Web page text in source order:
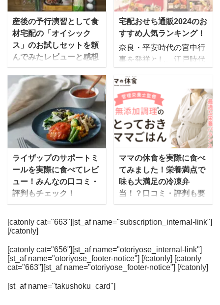
ム）」。同サービスを運
営するAIVICK（アイヴィ
ック）は、実はもともと
IT企業だったのです。 ど
うしてIT企業の同社が宅
か？を詳しく聞きつつ、
FIT FOOD HOME のコン
セプトや現在人気のコー
スについて詳しくお聞き
しました。 IT企業の
「AIVICK」が健康宅食サ
ービスをはじめたわけ
mealee 今回はインタビ
ューをありがとうござい
ます。簡単に自己紹介を
お願いい ...
人の伝統的な世界観とさ
れる「ハレ（晴れ）」と
「ケ（褻）」からきてお
供することをコンセプト
ハレトケのロゴマークは
朝日をモチーフにしてい
るそうですよ！ この記事
ではハレトケのお弁当に
ついて、みんなの口コ
ミ・評判や編集部の実食
レポートをもとにした体
験談と、送料や1食あた
りの料金もわかりやすく
紹介します。 美味しい？
まずい？といった肝心の
...
産後の予行演習として食
材宅配の「オイシック
ス」のお試しセットを頼
んでみたレビューと感想
のですが、妊娠中や子ど
もが産まれたら、しばら
くは自転車に乗れなくな
ると思い、スーパーが遠
くて自転車でないと行け
ない場所に住んでいる私
は心配していました。 そ
んな時、宅配野菜がある
ということを知り、利用
してみることに。
た売上No.１の野菜宅
配。 有機野菜や減農薬野
菜のほかに、肉・魚、加
工品まで幅広く扱ってい
ます。 有機野菜や減農薬
野菜、合成保存料と合成
宅配おせち通販2024のお
すすめ人気ランキング！
奈良・平安時代の宮中行
事を発祥とし、江戸時代
たとされる「おせち」。
時代を経た今でも、お正
月には欠かせないものと
なっていますよね。 昔は
手作りの生おせちが主流
でしたが、最近ではイン
ターネットで簡単に注文
でき、外出することなく
自宅で受け取れるという
手軽さから、冷凍の「宅
「宅配おせち」は、冷蔵
食べることができるの
で、年末年始を家でゆっ
くりと過ごしたい方にお
ライザップのサポートミ
ールを実際に食べてレビ
ュー！みんなの口コミ・
評判もチェック！
でお馴染みのライザップ
から、一人ではなかなか
サポートするための「高
たんぱく低糖質」な宅食
ザップでは無理せず続け
ママの休食を実際に食べ
てみました！栄養満点で
味も大満足の冷凍弁
当！？口コミ・評判も要
チェックです！
ママの休食は管理栄養士
宅食サービスです。その
名前の通り、徹底的に妊
[catonly cat="663"][st_af name="subscription_internal-link"]
[/catonly]
[catonly cat="656"][st_af name="otoriyose_internal-link"]
[st_af name="otoriyose_footer-notice"] [/catonly] [catonly
cat="663"][st_af name="otoriyose_footer-notice"] [/catonly]
[st_af name="takushoku_card"]